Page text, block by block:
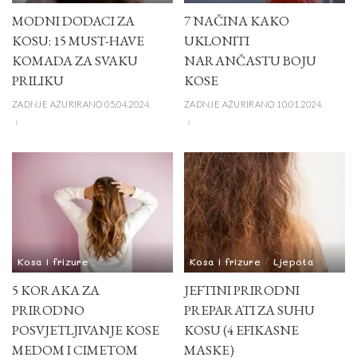
MODNI DODACI ZA
KOSU: 15 MUST-HAVE
KOMADA ZA SVAKU
PRILIKU
ZADNJE AŽURIRANO 05.04.2024.
7 NAČINA KAKO
UKLONITI
NARANČASTU BOJU
KOSE
ZADNJE AŽURIRANO 10.01.2024.
Kosa i frizure
5 KORAKA ZA
PRIRODNO
POSVJETLJIVANJE KOSE
MEDOM I CIMETOM
Kosa i frizure Ljepota
JEFTINI PRIRODNI
PREPARATI ZA SUHU
KOSU (4 EFIKASNE
MASKE)